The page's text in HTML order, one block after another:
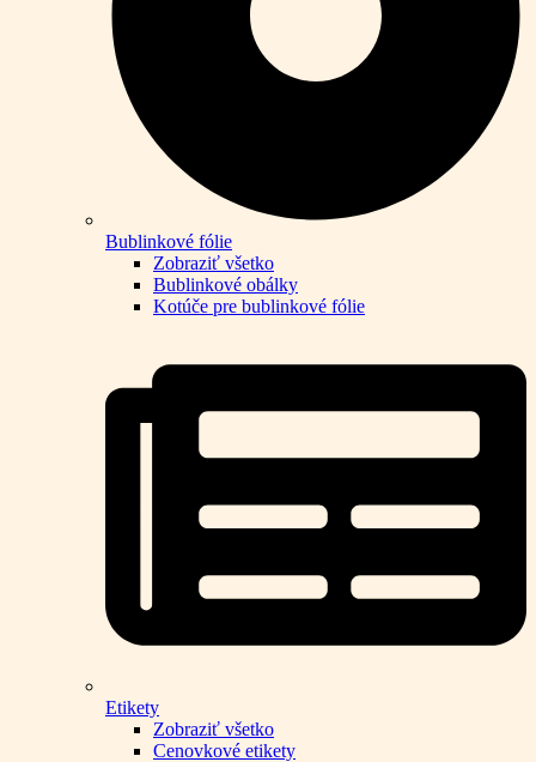
Bublinkové fólie
Zobraziť všetko
Bublinkové obálky
Kotúče pre bublinkové fólie
Etikety
Zobraziť všetko
Cenovkové etikety